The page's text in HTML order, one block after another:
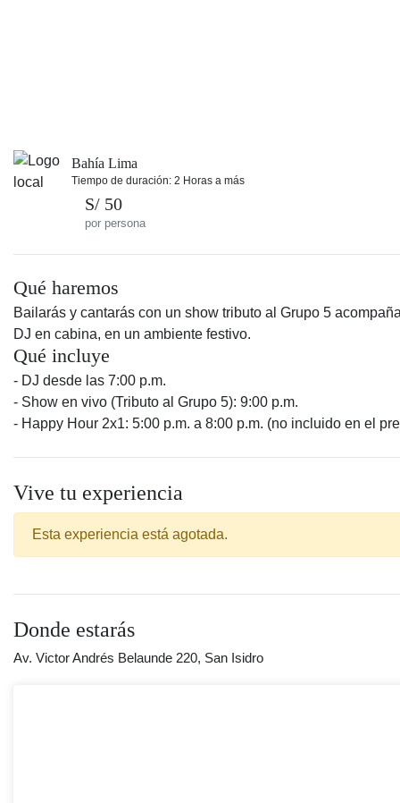
Bahía Lima
Tiempo de duración: 2 Horas a más
S/ 50
por persona
Qué haremos
Bailarás y cantarás con un show tributo al Grupo 5
DJ en cabina, en un ambiente festivo.
Qué incluye
- DJ desde las 7:00 p.m.
- Show en vivo (Tributo al Grupo 5): 9:00 p.m.
- Happy Hour 2x1: 5:00 p.m. a 8:00 p.m. (no incluido en el
Vive tu experiencia
Esta experiencia está agotada.
Donde estarás
Av. Victor Andrés Belaunde 220, San Isidro